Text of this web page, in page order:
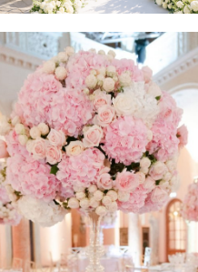
MARIAGE SUR LA
D’AZUR
Côte d'Azur Wedding Planner
Mariage
Paris Wedding